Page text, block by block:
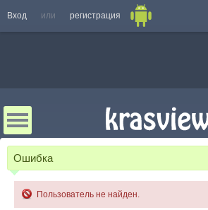
Вход или регистрация
Ошибка
Пользователь не найден.